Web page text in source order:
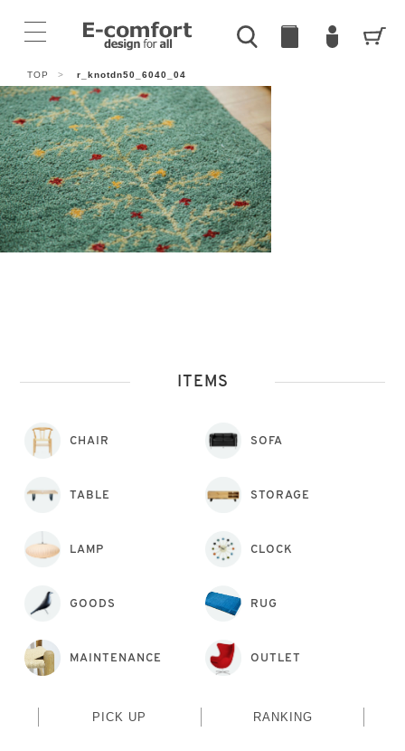
TOP > r_knotdn50_6040_04
ITEMS
CHAIR SOFA
TABLE STORAGE
LAMP CLOCK
GOODS RUG
MAINTENANCE OUTLET
PICK UP RANKING